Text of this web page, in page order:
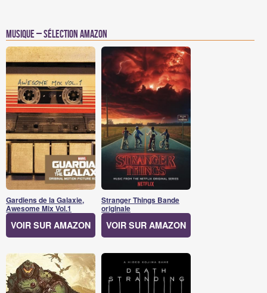
Musique – Sélection Amazon
Gardiens de la Galaxie,
Awesome Mix Vol.1
VOIR SUR AMAZON
Stranger Things Bande
originale
VOIR SUR AMAZON